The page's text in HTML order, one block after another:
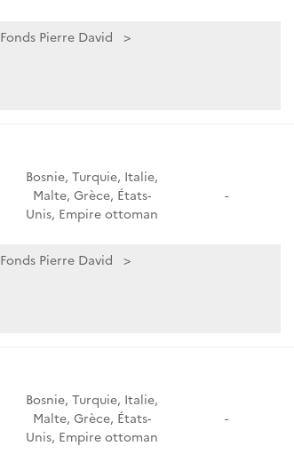
Fonds Pierre David
Bosnie, Turquie, Italie,
Malte, Grèce, États-
Unis, Empire ottoman
-
Fonds Pierre David
Bosnie, Turquie, Italie,
Malte, Grèce, États-
Unis, Empire ottoman
-